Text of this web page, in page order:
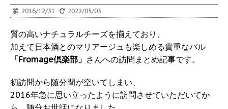
2016/12/31 2022/05/03
質の高いナチュラルチーズを揃えており、
加えて日本酒とのマリアージュも楽しめる貴重なバル
「Fromage倶楽部」 さんへの訪問まとめ記事です。
初訪問から随分間が空いてしまい、
2016年急に思い立ったように訪問させていただいてか